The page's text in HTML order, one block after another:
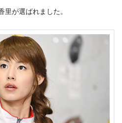
里が選ばれました。